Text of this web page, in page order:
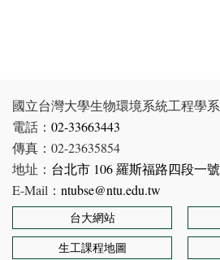
國立台灣大學生物環境系統工程學系
電話： 02-33663443
傳真：02-23635854
地址： 台北市 106 羅斯福路四段一號
E-Mail： ntubse@ntu.edu.tw
台大網站
生工課程地圖